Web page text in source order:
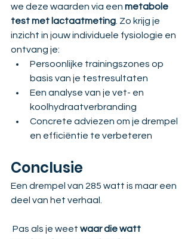
we deze waarden via een metabole
test met lactaatmeting . Zo krijg je
inzicht in jouw individuele fysiologie en
ontvang je:
Persoonlijke trainingszones op
basis van je testresultaten
Een analyse van je vet- en
koolhydraatverbranding
Concrete adviezen om je drempel
en efficiëntie te verbeteren
Conclusie
Een drempel van 285 watt is maar een
deel van het verhaal.
Pas als je weet waar die watt